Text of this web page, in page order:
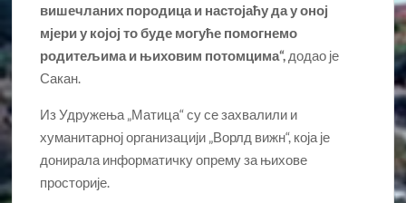
вишечланих породица и настојаћу да у оној
мјери у којој то буде могуће помогнемо
родитељима и њиховим потомцима“, додао је
Сакан.
Из Удружења „Матица“ су се захвалили и
хуманитарној организацији „Ворлд вижн“, која је
донирала информатичку опрему за њихове
просторије.